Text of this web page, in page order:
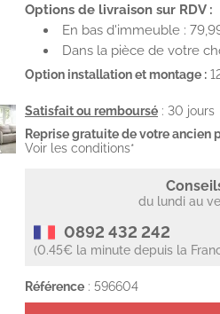
Options de livraison sur RDV :
En bas d'immeuble :
Dans la pièce de votre
Option installation et montage :
Satisfait ou remboursé : 30 jours
Reprise gratuite de votre ancien
Voir les conditions*
du lundi au
0892 432 242
(0.45€ la minute depuis la
Référence : 596604